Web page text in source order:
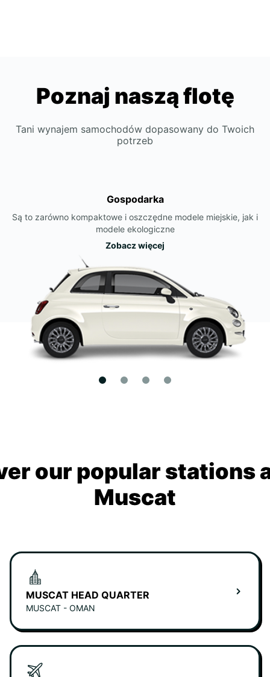
Poznaj naszą flotę
Tani wynajem samochodów dopasowany do Twoich
potrzeb
Gospodarka
Są to zarówno kompaktowe i oszczędne modele miejskie, jak i
modele ekologiczne
Zobacz więcej
our popular stations
Muscat
MUSCAT HEAD QUARTER
MUSCAT - OMAN